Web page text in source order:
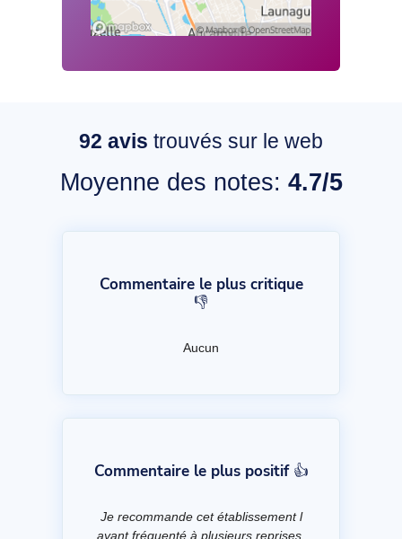
92 avis trouvés sur le web
Moyenne des notes: 4.7/5
Commentaire le plus critique
👎
Aucun
Commentaire le plus positif 👍
Je recommande cet établissement l
ayant fréquenté à plusieurs reprises,